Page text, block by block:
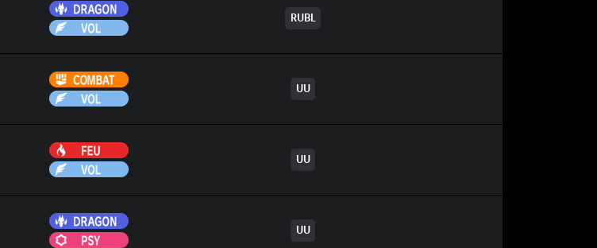
Dragon
Vol
RUBL
Combat
Vol
UU
Feu
Vol
UU
Dragon
Psy
UU